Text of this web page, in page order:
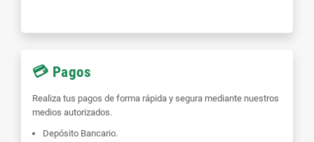
💳 Pagos
Realiza tus pagos de forma rápida y segura mediante nuestros
medios autorizados.
Depósito Bancario.